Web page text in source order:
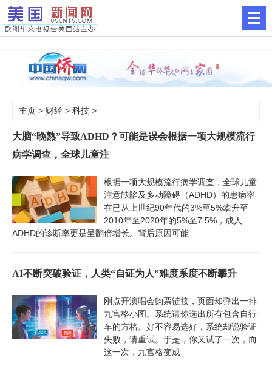
主页 > 财经 > 科技 >
大脑“晚熟”导致ADHD？可能是误会根据一项大规模流行
病学调查，全球儿童注
根据一项大规模流行病学调查，全球儿童
注意缺陷及多动障碍（ADHD）的患病率
在已从上世纪90年代的3%至5%攀升至
2010年至2020年的5%至7.5%，成人
ADHD的诊断率更是呈翻倍增长。背后原因可能
AI不断突破验证，人类“自证为人”难度系度不断攀升
刚点开演唱会购票链接，页面却弹出一排
九宫格小图。系统请你选出所有包含自行
车的方格。好不容易选好，系统却说验证
失败，请重试。于是，你又试了一次，而
这一次，九宫格变成